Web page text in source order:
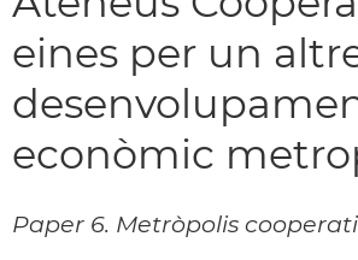
eines per un
econòmic
Paper 6. Metròpolis